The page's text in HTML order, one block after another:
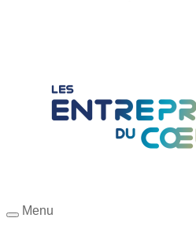
Menu